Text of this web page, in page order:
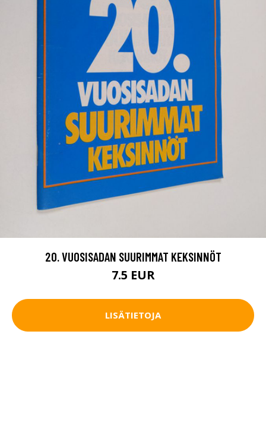
20. VUOSISADAN SUURIMMAT KEKSINNÖT
7.5 EUR
LISÄTIETOJA